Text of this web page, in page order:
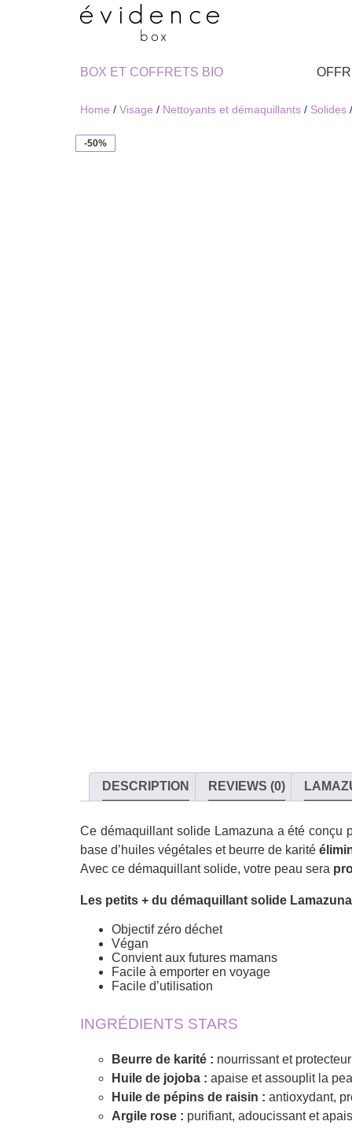
BOX ET COFFRETS BIO
Home / Visage / Nettoyants et démaquillants / Solides
-50%
DESCRIPTION REVIEWS (0)
Ce démaquillant solide Lamazuna a été conçu
base d’huiles végétales et beurre de karité
Avec ce démaquillant solide, votre peau sera
Les petits + du démaquillant solide
Objectif zéro déchet
Végan
Convient aux futures mamans
Facile à emporter en voyage
Facile d’utilisation
INGRÉDIENTS STARS
Beurre de karité : nourrissant et protecteur
Huile de jojoba : apaise et assouplit la
Huile de pépins de raisin : antioxydant,
Argile rose : purifiant, adoucissant et